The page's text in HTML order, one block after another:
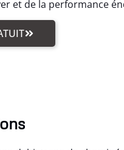
et de la performance